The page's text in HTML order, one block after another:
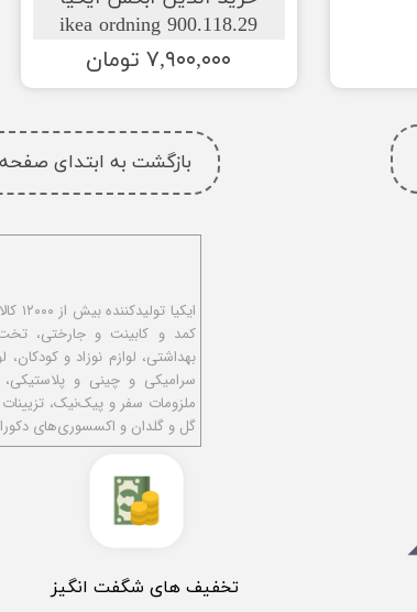
900.118.29 ikea ordning
۷,۹۰۰,۰۰۰ تومان
بازگشت به ابتدای صفحه
کمد و کابینت و جارختی،
بهداشتی، لوازم نوزاد و
سرامیکی و چینی و
ملزومات سفر و پیک‌نیک،
گل و گلدان و اکسسوری‌های
​تخفیف های شگفت انگیز